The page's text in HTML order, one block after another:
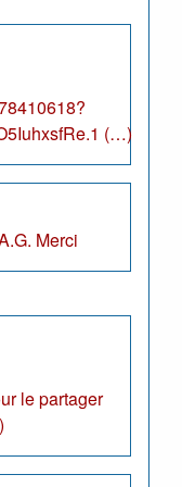
(…)
Merci
le partager